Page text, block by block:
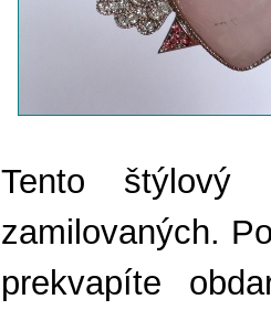
Tento
zamilovaných.
prekvapíte